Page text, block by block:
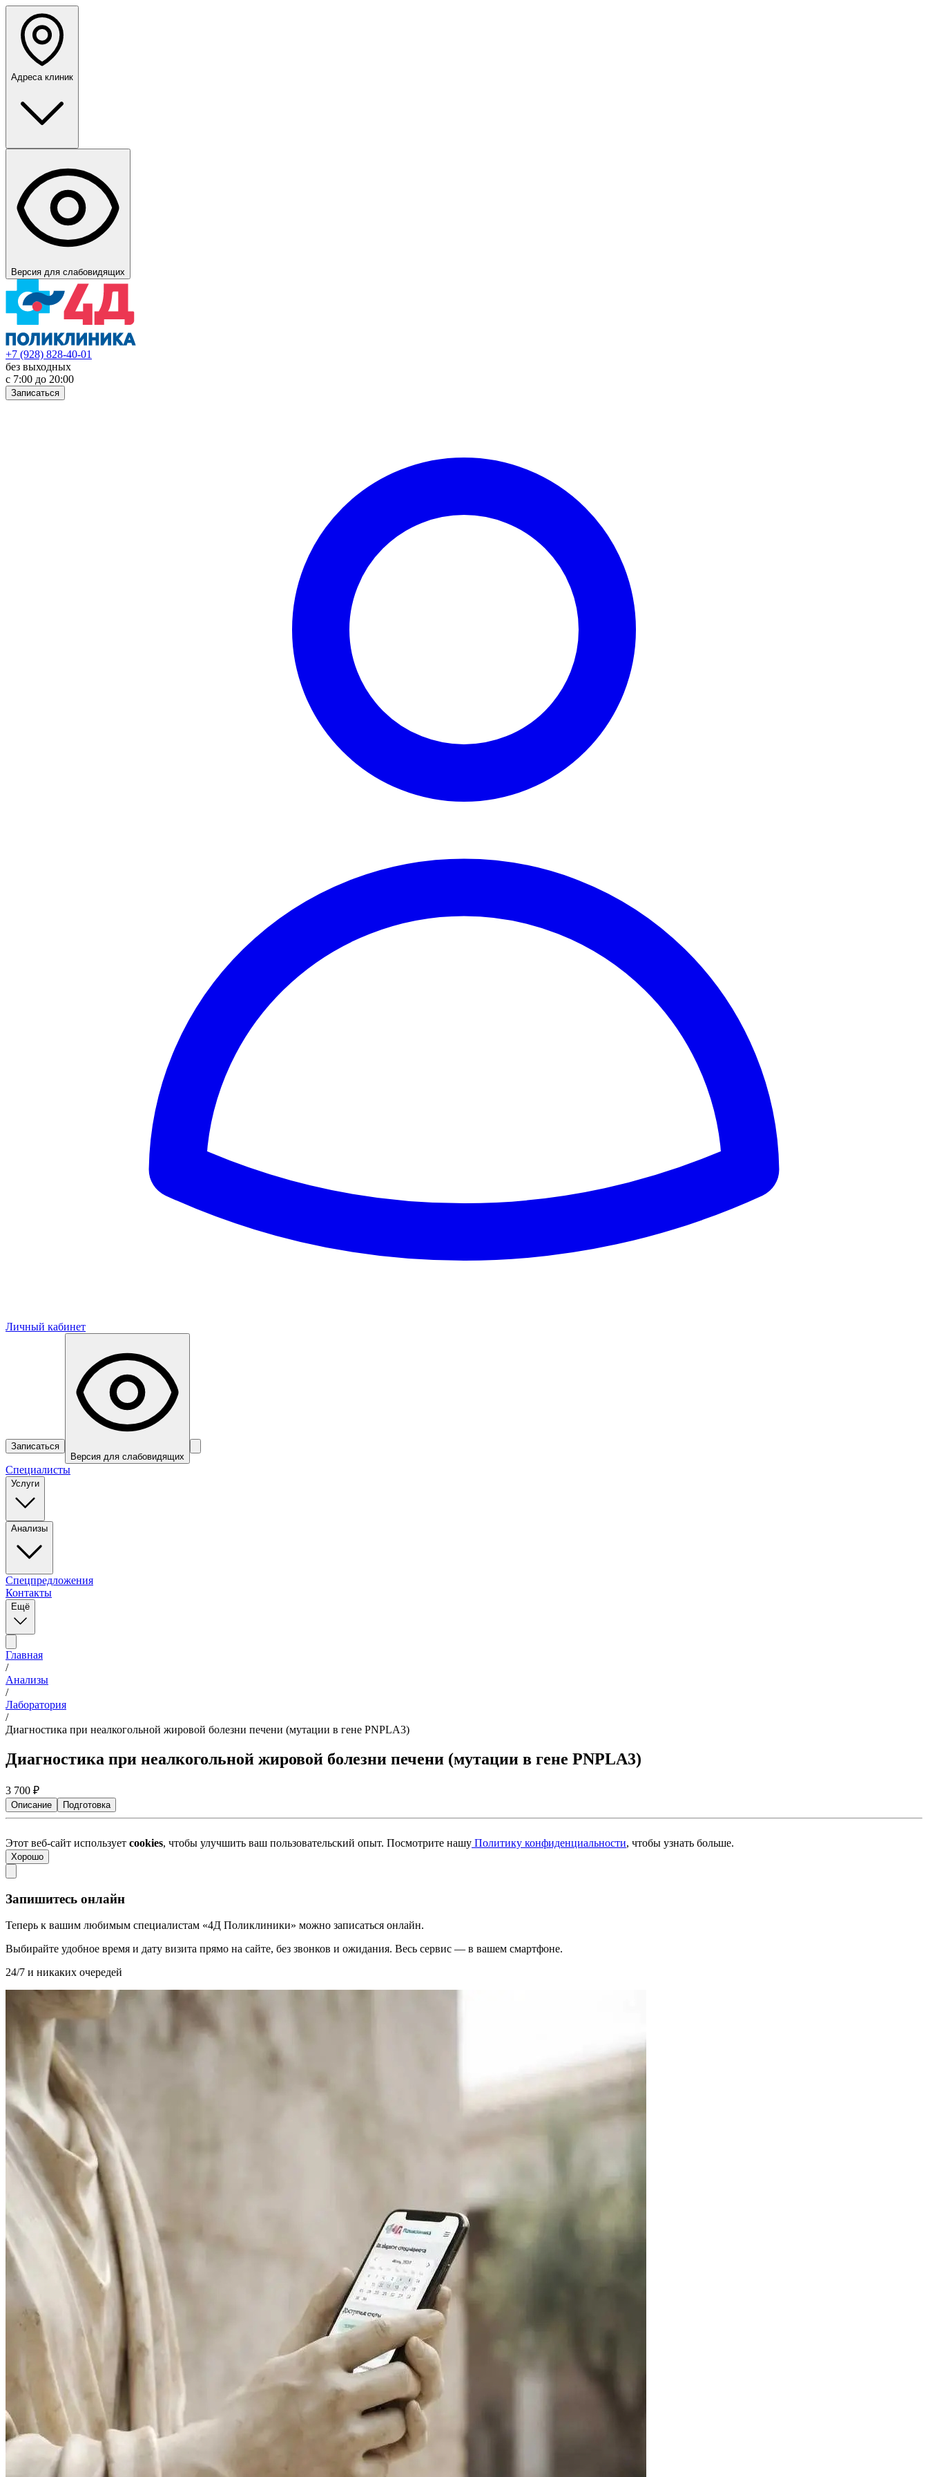
Адреса клиник
Версия для слабовидящих
+7 (928) 828-40-01
без выходных
с 7:00 до 20:00
Записаться
Личный кабинет
Записаться
Версия для слабовидящих
Специалисты
Услуги
Анализы
Спецпредложения
Контакты
Ещё
Главная
/
Анализы
/
Лаборатория
/
Диагностика при неалкогольной жировой болезни печени (мутации в гене PNPLA3)
Диагностика при неалкогольной жировой болезни печени (мутации в гене PNPLA3)
3 700 ₽
Описание Подготовка
Этот веб-сайт использует cookies, чтобы улучшить ваш пользовательский опыт. Посмотрите нашу Политику конфиденциальности, чтобы узнать больше.
Хорошо
Запишитесь онлайн
Теперь к вашим любимым специалистам «4Д Поликлиники» можно записаться онлайн.
Выбирайте удобное время и дату визита прямо на сайте, без звонков и ожидания. Весь сервис — в вашем смартфоне.
24/7 и никаких очередей